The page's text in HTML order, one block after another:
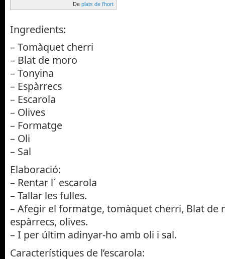
De plats de l'hort
Ingredients:
– Tomàquet cherri
– Blat de moro
– Tonyina
– Espàrrecs
– Escarola
– Olives
– Formatge
– Oli
– Sal
Elaboració:
– Rentar l´ escarola
– Tallar les fulles.
– Afegir el formatge, tomàquet cherri, Blat de
espàrrecs, olives.
– I per últim adinyar-ho amb oli i sal.
Característiques de l’escarola: